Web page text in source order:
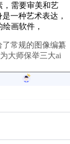
，需要审美和艺
一种艺术表达，
画软件，
常规的图像编纂
大师保举三大ai